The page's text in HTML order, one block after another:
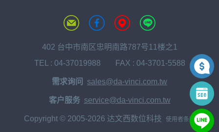
402 台中市南区忠明南路787号11楼之1
TEL : 04-37019988 FAX : 04-3701-5588
需求询问 sales@da-vinci.com.tw
客户服务 service@da-vinci.com.tw
Copyright © 2005-2026 达文西数位科技 使用者条款